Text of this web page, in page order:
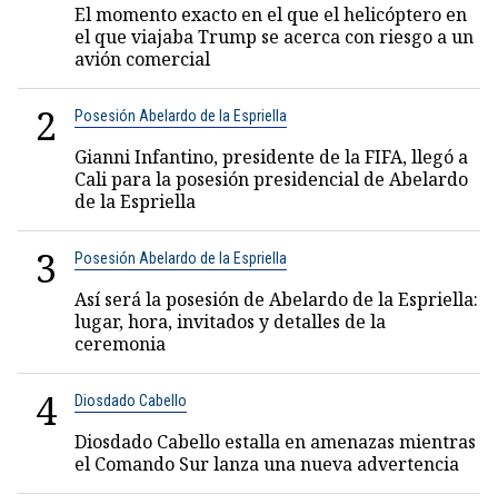
El momento exacto en el que el helicóptero en
el que viajaba Trump se acerca con riesgo a un
avión comercial
2 Posesión Abelardo de la Espriella
Gianni Infantino, presidente de la FIFA, llegó a
Cali para la posesión presidencial de Abelardo
de la Espriella
3 Posesión Abelardo de la Espriella
Así será la posesión de Abelardo de la Espriella:
lugar, hora, invitados y detalles de la
ceremonia
4 Diosdado Cabello
Diosdado Cabello estalla en amenazas mientras
el Comando Sur lanza una nueva advertencia